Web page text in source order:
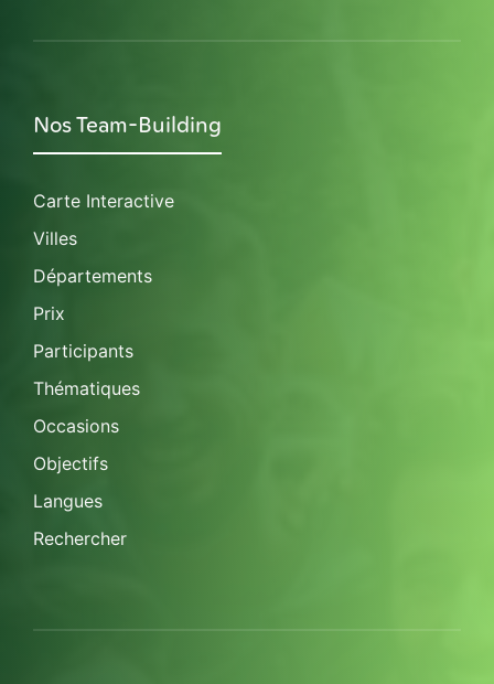
Nos Team-Building
Carte Interactive
Villes
Départements
Prix
Participants
Thématiques
Occasions
Objectifs
Langues
Rechercher